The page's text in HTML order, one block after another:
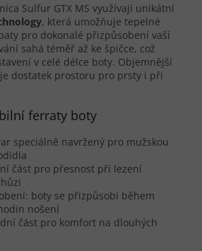
Sulfur GTX MS využívají unikátní
, která umožňuje tepelné
pro dokonalé přizpůsobení vaší
sahá téměř až ke špičce, což
v celé délce boty. Objemnější
dostatek prostoru pro prsty i při
ferraty boty
speciálně navržený pro mužskou
část pro přesnost při lezení
boty se přizpůsobí během
nošení
část pro komfort na dlouhých